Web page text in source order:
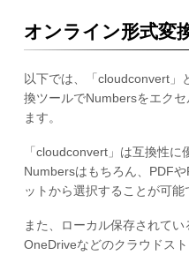
オンライン形式変
以下では、「cloudconvert」
換ツールでNumbersをエク
ます。
「cloudconvert」は互換性に
Numbersはもちろん、PDF
ットから選択することが可能
また、ローカル保存されて
OneDriveなどのクラウドス